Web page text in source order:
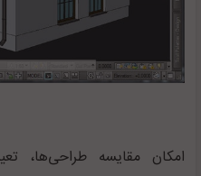
امکان مقایسه طراحی‌ها،